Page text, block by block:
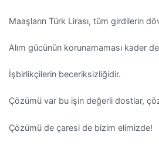
Maaşların Türk Lirası, tüm girdilerin
Alım gücünün korunamaması kader
İşbirlikçilerin beceriksizliğidir.
Çözümü var bu işin değerli dostlar,
Çözümü de çaresi de bizim elimizde!